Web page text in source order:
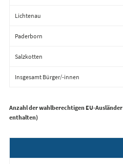
Lichtenau
Paderborn
Salzkotten
Insgesamt Bürger/-innen
Anzahl der wahlberechtigen EU-
enthalten)